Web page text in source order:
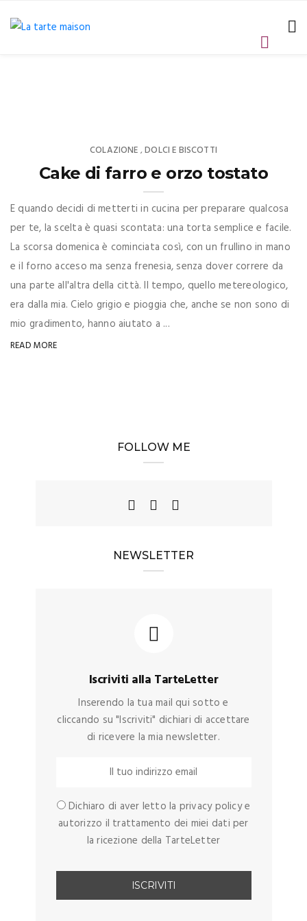
COLAZIONE ,DOLCI E BISCOTTI
Cake di farro e orzo tostato
E quando decidi di metterti in cucina per preparare qualcosa
per te, la scelta è quasi scontata: una torta semplice e facile.
La scorsa domenica è cominciata così, con un frullino in mano
e il forno acceso ma senza frenesia, senza dover correre da
una parte all'altra della città. Il tempo, quello metereologico,
era dalla mia. Cielo grigio e pioggia che, anche se non sono di
mio gradimento, hanno aiutato a ...
READ MORE
FOLLOW ME
NEWSLETTER
Iscriviti alla TarteLetter
Inserendo la tua mail qui sotto e
cliccando su "Iscriviti" dichiari di accettare
di ricevere la mia newsletter.
Dichiaro di aver letto la privacy policy e
autorizzo il trattamento dei miei dati per
la ricezione della TarteLetter